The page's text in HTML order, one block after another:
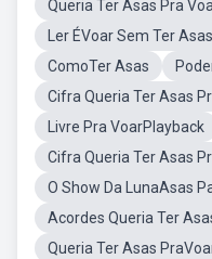
Queria Ter Asas Pra
Ler ÉVoar Sem Ter Asas
ComoTer Asas
Cifra Queria Ter Asas
Livre Pra VoarPlayback
Cifra Queria Ter Asas
O Show Da LunaAsas
Acordes Queria Ter
Queria Ter Asas